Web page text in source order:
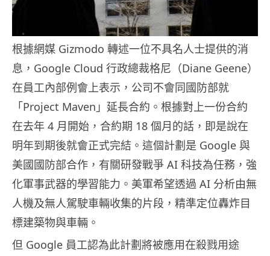
根據網媒 Gizmodo 轉述一位不具名人士提供的消
息，Google Cloud 行政總裁格尼（Diane Geene）
在員工內部例會上表示，公司不會同國防部就
「Project Maven」延長合約。根據對上一份合約
在去年 4 月開始，合約期 18 個月的話，即是說在
明年到期後就會正式完結。這個計劃是 Google 與
美國國防部合作，有關研發戰爭 AI 科技為任務，強
化軍事武器的學習能力。美軍希望透過 AI 分析由無
人機及無人駕駛車輛收集的片段，精準定位轟炸目
標建築物與車輛。
但 Google 員工認為此計劃將被應用在殺戮用途